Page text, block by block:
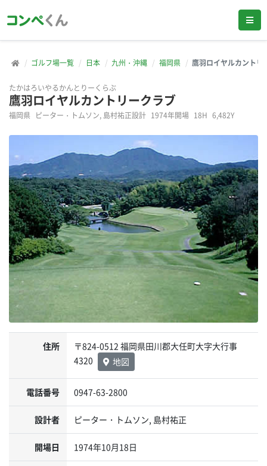
ゴルフ場一覧 日本 九州・沖縄 福岡県 鷹羽ロイヤルカントリ
たかはろいやるかんとりーくらぶ
鷹羽ロイヤルカントリークラブ
福岡県 ピーター・トムソン, 島村祐正設計 1974年開場 18H 6,482Y
住所
〒824-0512 福岡県田川郡大任町大字大行事
4320
地図
電話番号 0947-63-2800
設計者 ピーター・トムソン, 島村祐正
開場日 1974年10月18日